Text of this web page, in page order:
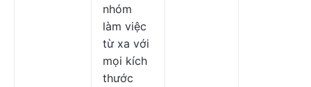
nhóm
làm việc
từ xa với
mọi kích
thước